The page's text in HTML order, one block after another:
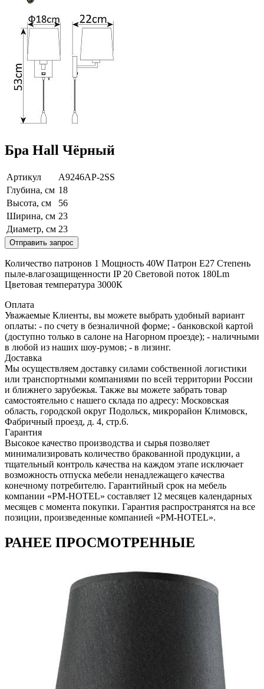
Бра Hall Чёрный
Артикул
A9246AP-2SS
Глубина, см 18
Высота, см
56
Ширина, см 23
Диаметр, см 23
Отправить запрос
Количество патронов 1 Мощность 40W Патрон E27 Степень
пыле-влагозащищенности IP 20 Световой поток 180Lm
Цветовая температура 3000К
Оплата
Уважаемые Клиенты, вы можете выбрать удобный вариант
оплаты: - по счету в безналичной форме; - банковской картой
(доступно только в салоне на Нагорном проезде); - наличными
в любой из наших шоу-румов; - в лизинг.
Доставка
Мы осуществляем доставку силами собственной логистики
или транспортными компаниями по всей территории России
и ближнего зарубежья. Также вы можете забрать товар
самостоятельно с нашего склада по адресу: Московская
область, городcкой округ Подольск, микрорайон Климовск,
Фабричный проезд, д. 4, стр.6.
Гарантия
Высокое качество производства и сырья позволяет
минимализировать количество бракованной продукции, а
тщательный контроль качества на каждом этапе исключает
возможность отпуска мебели ненадлежащего качества
конечному потребителю. Гарантийный срок на мебель
компании «PM-HOTEL» составляет 12 месяцев календарных
месяцев с момента покупки. Гарантия распространятся на все
позиции, произведенные компанией «PM-HOTEL».
РАНЕЕ ПРОСМОТРЕННЫЕ